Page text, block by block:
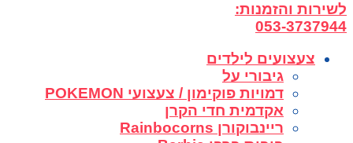
לשירות והזמנות:
053-3737944
צעצועים לילדים
גיבורי על
דמויות פוקימון / צעצועי POKEMON
אקדמית חדי הקרן
ריינבוקורן Rainbocorns